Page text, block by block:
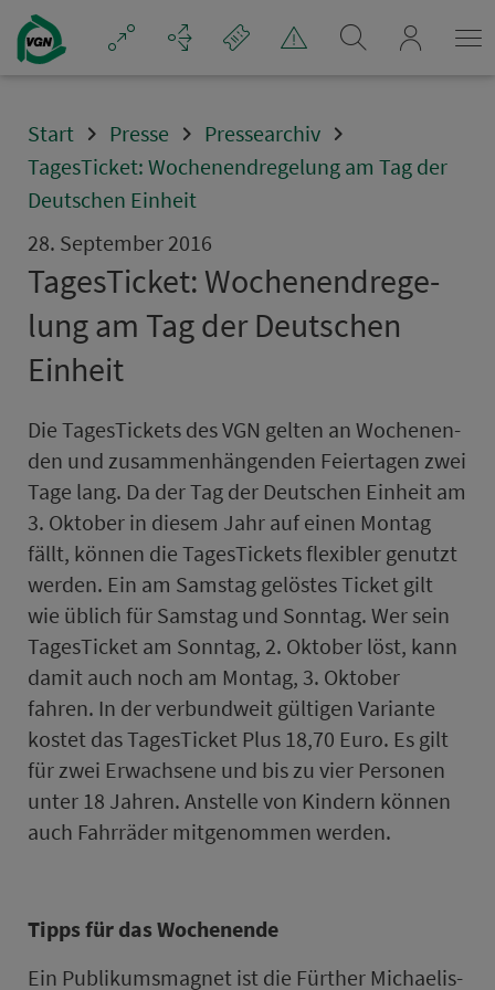
Navigation überspringen
Start Presse
Pressearchiv
TagesTicket: Wochenendregelung am Tag der
Deutschen Einheit
28. September 2016
TagesTicket: Wochenendre­ge­
lung am Tag der Deutschen
Einheit
Die TagesTickets des VGN gelten an Wo­chen­en­
den und zu­sam­men­hän­genden Fei­er­tagen zwei
Tage lang. Da der Tag der Deutschen Einheit am
3. Ok­to­ber in diesem Jahr auf einen Mon­tag
fällt, können die TagesTickets flexibler genutzt
werden. Ein am Sams­tag gelöstes Ticket gilt
wie üblich für Sams­tag und Sonn­tag. Wer sein
TagesTicket am Sonn­tag, 2. Ok­to­ber löst, kann
damit auch noch am Mon­tag, 3. Ok­to­ber
fahren. In der ver­bund­weit gültigen Va­ri­an­te
kostet das TagesTicket Plus 18,70 Euro. Es gilt
für zwei Er­wach­se­ne und bis zu vier Per­so­nen
unter 18 Jahren. Anstelle von Kindern können
auch Fahr­räder mit­ge­nom­men werden.
Tipps für das Wo­chen­en­de
Ein Publikumsmagnet ist die Fürther Mi­cha­e­lis­